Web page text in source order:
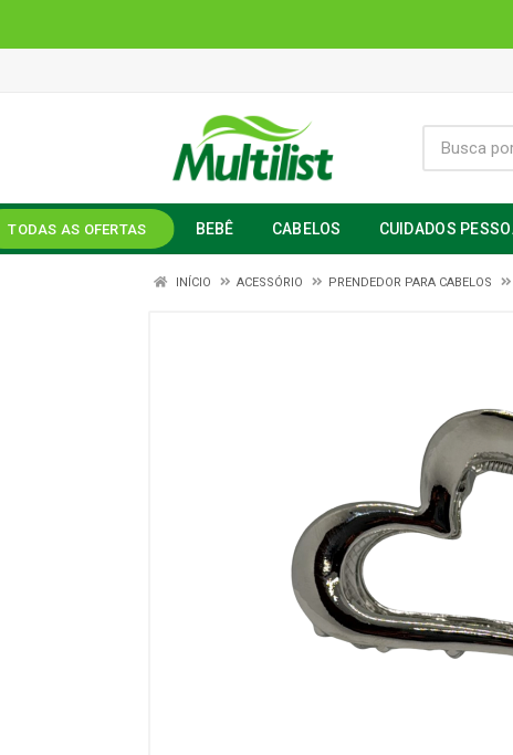
TODAS AS OFERTAS BEBÊ CABELOS CUIDADOS
INÍCIO ACESSÓRIO PRENDEDOR PARA CABELOS